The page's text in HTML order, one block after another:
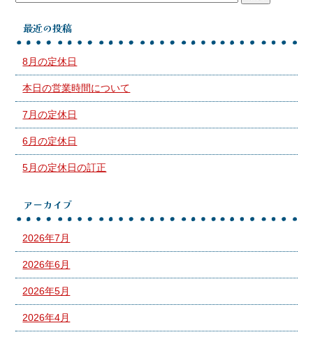
最近の投稿
8月の定休日
本日の営業時間について
7月の定休日
6月の定休日
5月の定休日の訂正
アーカイブ
2026年7月
2026年6月
2026年5月
2026年4月